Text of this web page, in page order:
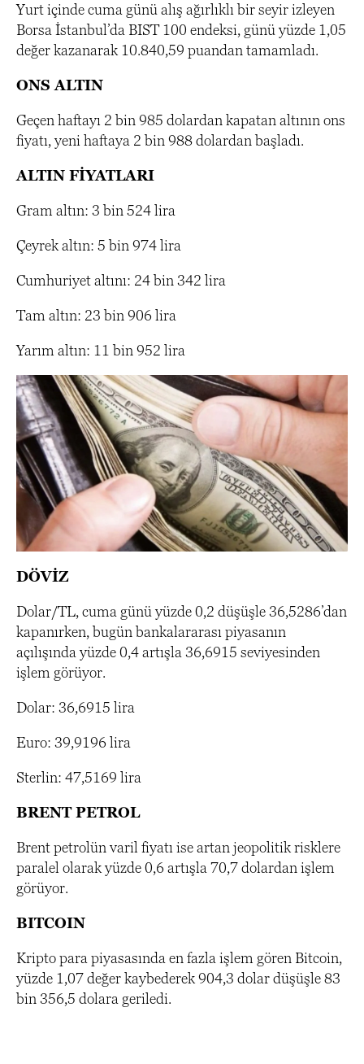
Yurt içinde cuma günü alış ağırlıklı bir seyir izleyen
Borsa İstanbul’da BIST 100 endeksi, günü yüzde 1,05
değer kazanarak 10.840,59 puandan tamamladı.
ONS ALTIN
Geçen haftayı 2 bin 985 dolardan kapatan altının ons
fiyatı, yeni haftaya 2 bin 988 dolardan başladı.
ALTIN FİYATLARI
Gram altın: 3 bin 524 lira
Çeyrek altın: 5 bin 974 lira
Cumhuriyet altını: 24 bin 342 lira
Tam altın: 23 bin 906 lira
Yarım altın: 11 bin 952 lira
DÖVİZ
Dolar/TL, cuma günü yüzde 0,2 düşüşle 36,5286’dan
kapanırken, bugün bankalararası piyasanın
açılışında yüzde 0,4 artışla 36,6915 seviyesinden
işlem görüyor.
Dolar: 36,6915 lira
Euro: 39,9196 lira
Sterlin: 47,5169 lira
BRENT PETROL
Brent petrolün varil fiyatı ise artan jeopolitik risklere
paralel olarak yüzde 0,6 artışla 70,7 dolardan işlem
görüyor.
BITCOIN
Kripto para piyasasında en fazla işlem gören Bitcoin,
yüzde 1,07 değer kaybederek 904,3 dolar düşüşle 83
bin 356,5 dolara geriledi.